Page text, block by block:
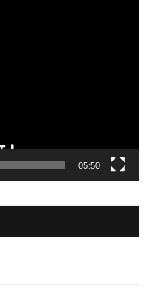
05:50